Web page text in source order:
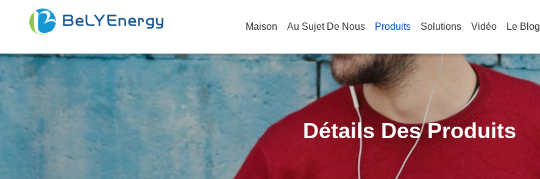
Maison Au Sujet De Nous Produits Solutions Vidéo Le Blog
Détails Des Produits